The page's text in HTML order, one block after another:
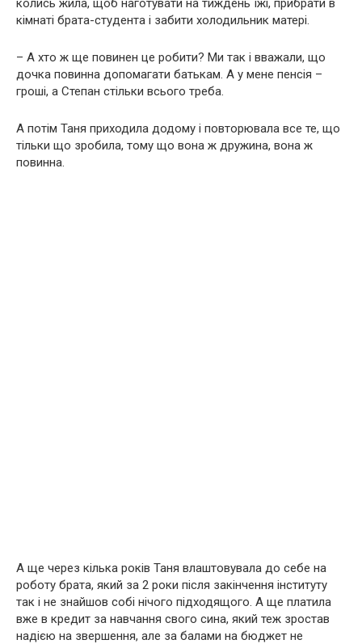
кімнаті брата-студента і забити холодильник матері.
– А хто ж ще повинен це робити? Ми так і вважали, що
дочка повинна допомагати батькам. А у мене пенсія –
гроші, а Степан стільки всього треба.
А потім Таня приходила додому і повторювала все те, що
тільки що зробила, тому що вона ж дружина, вона ж
повинна.
А ще через кілька років Таня влаштовувала до себе на
роботу брата, який за 2 роки після закінчення інституту
так і не знайшов собі нічого підходящого. А ще платила
вже в кредит за навчання свого сина, який теж зростав
надією на звершення, але за балами на бюджет не